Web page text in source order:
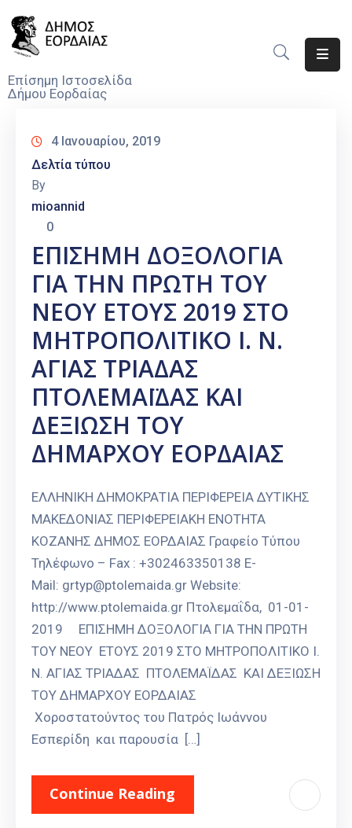
Επίσημη Ιστοσελίδα
Δήμου Εορδαίας
Νέα
Υπηρεσίες
Του
Δήμου
Προσκλήσεις
Αποφάσεις
Τηλέφωνα
Καιρός
4 Ιανουαρίου, 2019
Δελτία τύπου
By
mioannid
0
ΕΠΙΣΗΜΗ ΔΟΞΟΛΟΓΙΑ
ΓΙΑ ΤΗΝ ΠΡΩΤΗ ΤΟΥ
ΝΕΟΥ ΕΤΟΥΣ 2019 ΣΤΟ
ΜΗΤΡΟΠΟΛΙΤΙΚΟ Ι. Ν.
ΑΓΙΑΣ ΤΡΙΑΔΑΣ
ΠΤΟΛΕΜΑΪΔΑΣ ΚΑΙ
ΔΕΞΙΩΣΗ ΤΟΥ
ΔΗΜΑΡΧΟΥ ΕΟΡΔΑΙΑΣ
ΕΛΛΗΝΙΚΗ ΔΗΜΟΚΡΑΤΙΑ ΠΕΡΙΦΕΡΕΙΑ ΔΥΤΙΚΗΣ
ΜΑΚΕΔΟΝΙΑΣ ΠΕΡΙΦΕΡΕΙΑΚΗ ΕΝΟΤΗΤΑ
ΚΟΖΑΝΗΣ ΔΗΜΟΣ ΕΟΡΔΑΙΑΣ Γραφείο Τύπου
Τηλέφωνο – Fax : +302463350138 E-
Mail: grtyp@ptolemaida.gr Website:
http://www.ptolemaida.gr Πτολεμαΐδα, 01-01-
2019 ΕΠΙΣΗΜΗ ΔΟΞΟΛΟΓΙΑ ΓΙΑ ΤΗΝ ΠΡΩΤΗ
ΤΟΥ ΝΕΟΥ ΕΤΟΥΣ 2019 ΣΤΟ ΜΗΤΡΟΠΟΛΙΤΙΚΟ Ι.
Ν. ΑΓΙΑΣ ΤΡΙΑΔΑΣ ΠΤΟΛΕΜΑΪΔΑΣ ΚΑΙ ΔΕΞΙΩΣΗ
ΤΟΥ ΔΗΜΑΡΧΟΥ ΕΟΡΔΑΙΑΣ
Χοροστατούντος του Πατρός Ιωάννου
Εσπερίδη και παρουσία […]
Continue Reading